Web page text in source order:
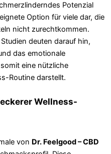
Potenzial
Option für viele dar, die
nicht zurechtkommen.
deuten darauf hin,
das emotionale
eine nützliche
Routine darstellt.
Wellness-
von Dr. Feelgood – CBD